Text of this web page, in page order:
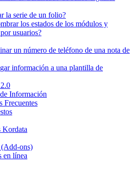
la serie de un folio?
los estados de los módulos y
usuarios?
un número de teléfono de una nota de
información a una plantilla de
Información
Frecuentes
Kordata
ons)
en línea